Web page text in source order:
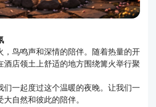
，鸟鸣声和深情的陪伴。随着热量的开
酒店领土上舒适的地方围绕篝火举行聚
们一起度过这个温暖的夜晚。让我们一
大自然和彼此的陪伴。